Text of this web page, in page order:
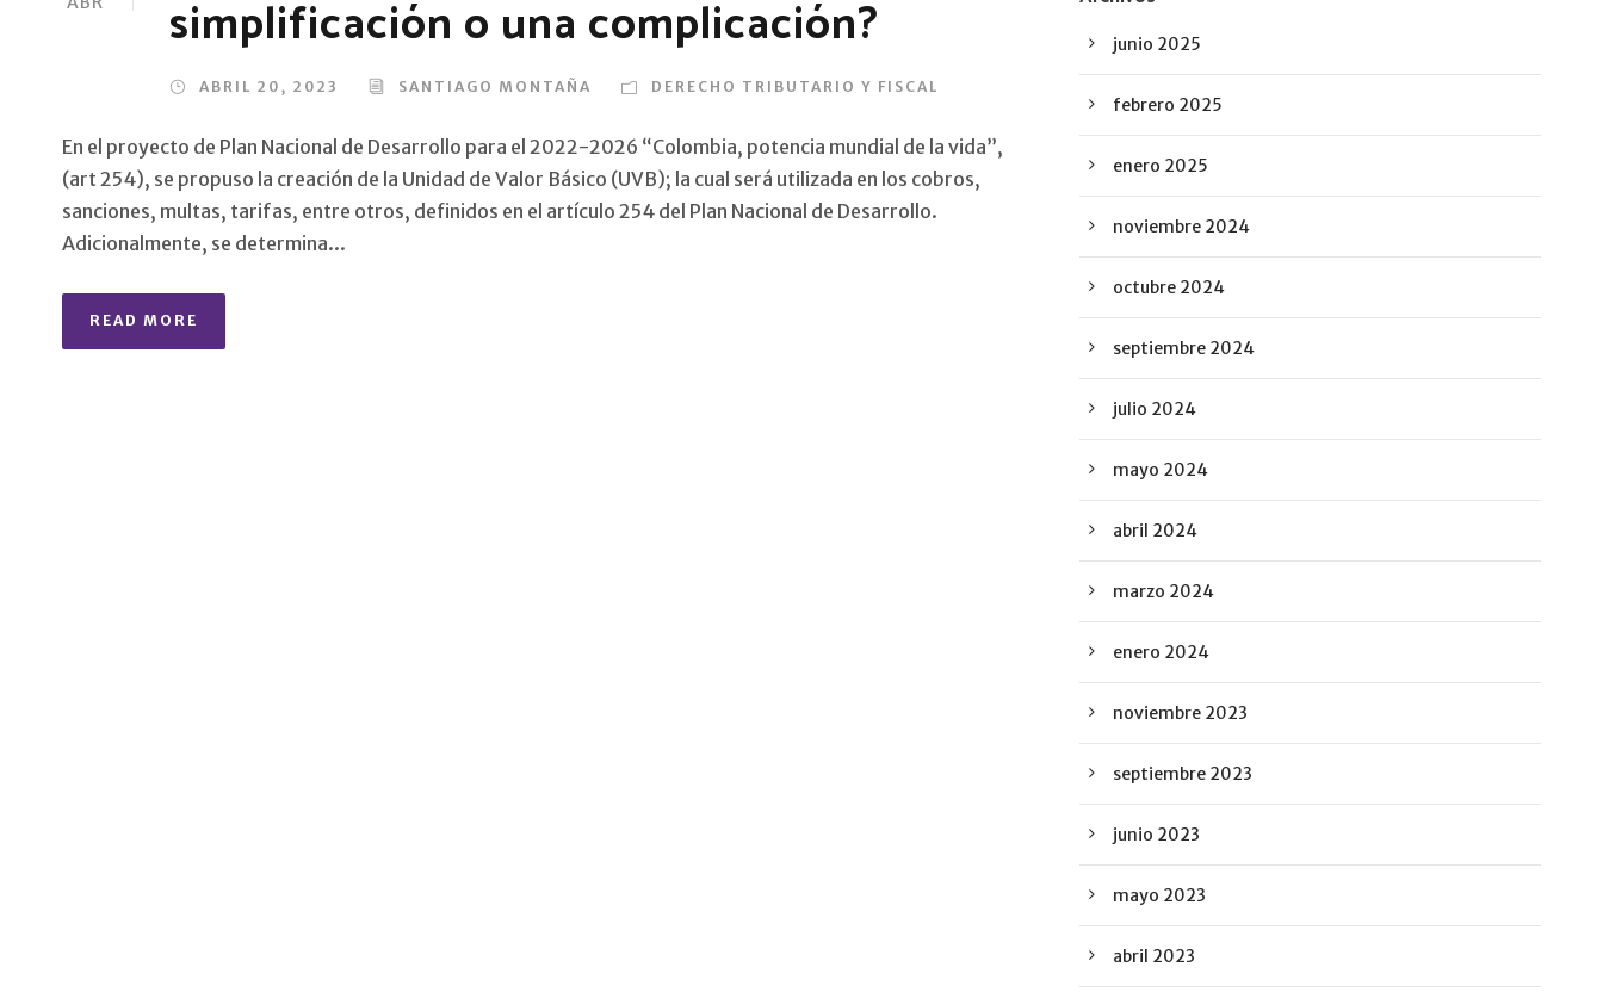
simplificación o una complicación?
ABRIL 20, 2023 SANTIAGO MONTAÑA DERECHO TRIBUTARIO Y FISCAL
En el proyecto de Plan Nacional de Desarrollo para el 2022-2026 “Colombia, potencia mundial de la vida”,
(art 254), se propuso la creación de la Unidad de Valor Básico (UVB); la cual será utilizada en los cobros,
sanciones, multas, tarifas, entre otros, definidos en el artículo 254 del Plan Nacional de Desarrollo.
Adicionalmente, se determina...
READ MORE
junio 2025
febrero 2025
enero 2025
noviembre 2024
octubre 2024
septiembre 2024
julio 2024
mayo 2024
abril 2024
marzo 2024
enero 2024
noviembre 2023
septiembre 2023
junio 2023
mayo 2023
abril 2023